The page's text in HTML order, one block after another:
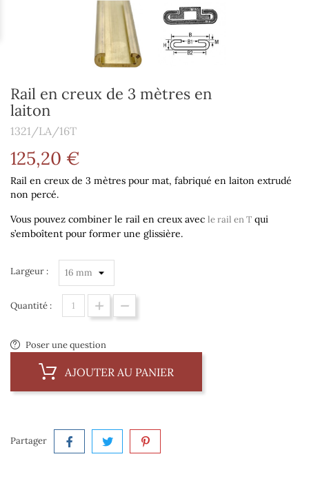
Rail en creux de 3 mètres en
laiton
1321/LA/16T
125,20 €
Rail en creux de 3 mètres pour mat, fabriqué en laiton extrudé
non percé.
Vous pouvez combiner le rail en creux avec le rail en T qui
s’emboîtent pour former une glissière.
Largeur :
Quantité :
Poser une question
AJOUTER AU PANIER
Partager